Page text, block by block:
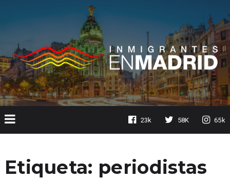
23k 58K 65k
Etiqueta: periodistas